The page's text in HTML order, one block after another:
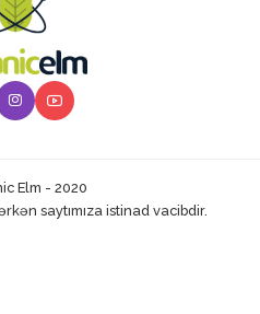
Elm - 2020
saytımıza istinad vacibdir.